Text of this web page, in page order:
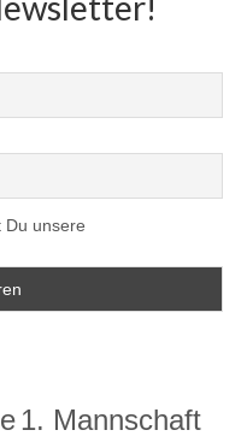
Du unsere
1. Mannschaft